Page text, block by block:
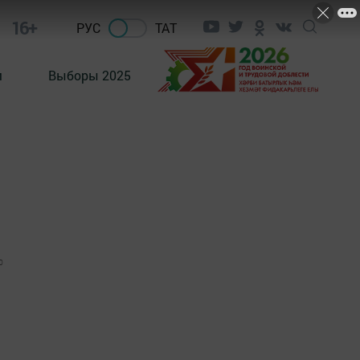
16+ РУС ТАТ
Выборы 2025